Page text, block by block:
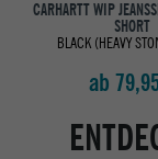
CARHARTT WIP
SHORT
BLACK (HEAVY
ab